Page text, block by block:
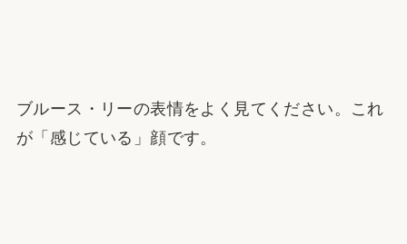
ブルース・リーの表情をよく見てください。これ
が「感じている」顔です。